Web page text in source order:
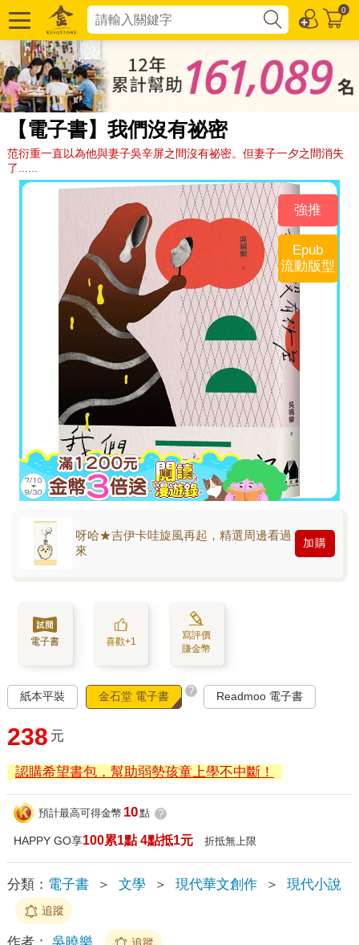
0
【電子書】我們沒有祕密
范衍重一直以為他與妻子吳辛屏之間沒有祕密。但妻子一夕之間消失
了......
強推
Epub
流動版型
呀哈★吉伊卡哇旋風再起，精選周邊看過
來
加購
電子書 喜歡+1
寫評價
賺金幣
紙本平裝 金石堂 電子書 ? Readmoo 電子書
238 元
認購希望書包，幫助弱勢孩童上學不中斷！
預計最高可得金幣 10點 ?
HAPPY GO享100累1點 4點抵1元 折抵無上限
分類： 電子書 ＞ 文學 ＞ 現代華文創作 ＞ 現代小說
追蹤
作者： 吳曉樂 追蹤